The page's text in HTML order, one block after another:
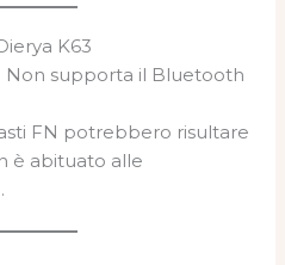
K63
: Non supporta il Bluetooth
FN potrebbero risultare
è abituato alle